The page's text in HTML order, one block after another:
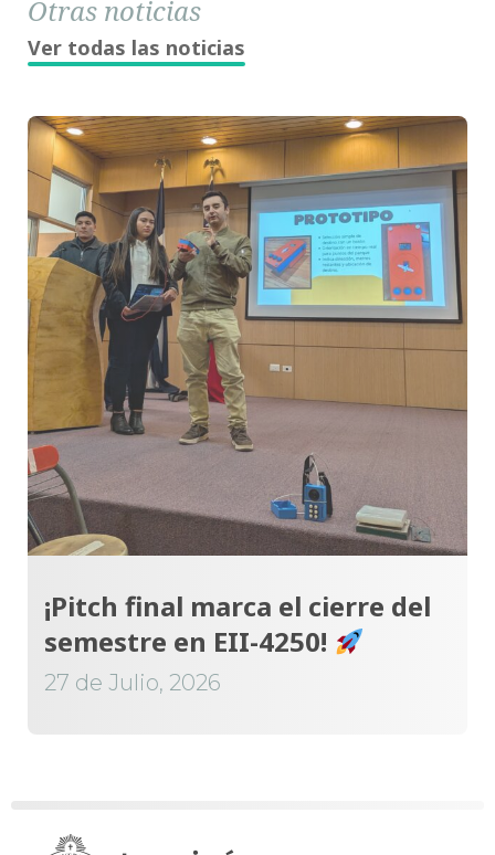
Otras noticias
Ver todas las noticias
¡Pitch final marca el cierre del
semestre en EII-4250!
27 de Julio, 2026